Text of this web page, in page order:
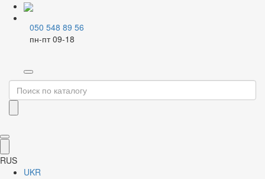
050 548 89 56
пн-пт 09-18
RUS
UKR
Главная Системы PPR
Радиаторные краны PPR